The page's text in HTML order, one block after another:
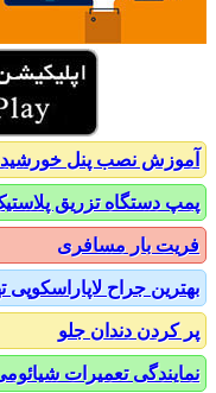
نصب پنل خورشیدی
دستگاه تزریق پلاستیک
بار مسافری
جراح لاپاراسکوپی تهران
دندان جلو
تعمیرات شیائومی